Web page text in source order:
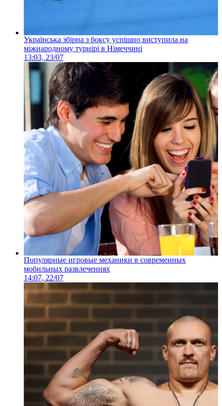
Українська збірна з боксу успішно виступила на
міжнародному турнірі в Німеччині
13:03, 23/07
Популярные игровые механики в современных
мобильных развлечениях
14:07, 22/07